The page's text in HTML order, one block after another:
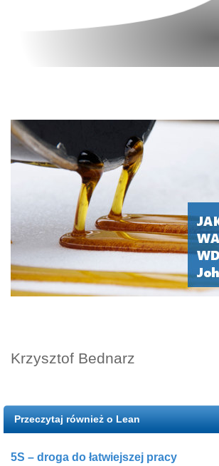
Krzysztof Bednarz
Przeczytaj również o Lean
5S – droga do łatwiejszej pracy